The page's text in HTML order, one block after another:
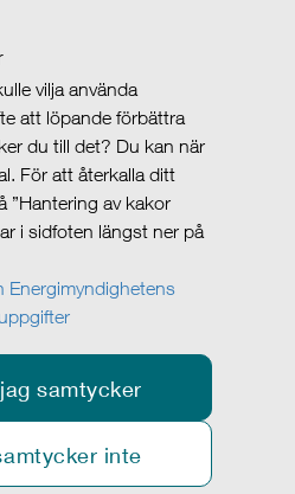
vilja använda
att löpande förbättra
du till det? Du kan när
För att återkalla ditt
”Hantering av kakor
i sidfoten längst ner på
Energimyndighetens
samtycker
inte